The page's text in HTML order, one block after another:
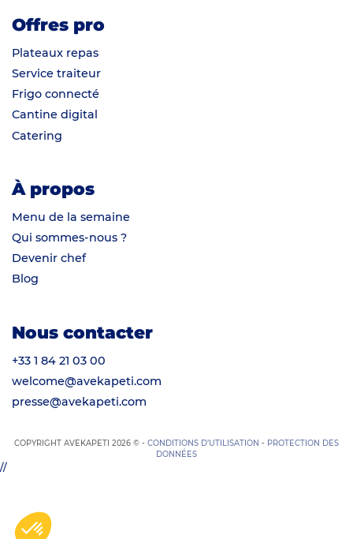
Offres pro
Plateaux repas
Service traiteur
Frigo connecté
Cantine digital
Catering
À propos
Menu de la semaine
Qui sommes-nous ?
Devenir chef
Blog
Nous contacter
+33 1 84 21 03 00
welcome@avekapeti.com
presse@avekapeti.com
COPYRIGHT AVEKAPETI 2026 © - CONDITIONS D’UTILISATION - PROTECTION DES
DONNÉES
//